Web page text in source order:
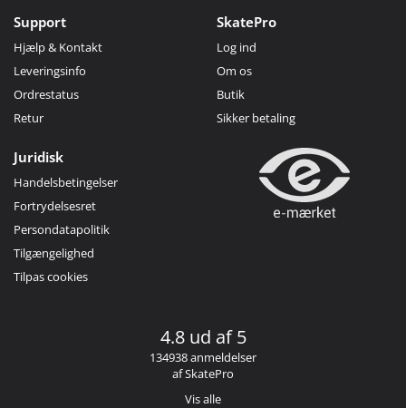
Support
Hjælp & Kontakt
Leveringsinfo
Ordrestatus
Retur
SkatePro
Log ind
Om os
Butik
Sikker betaling
Juridisk
Handelsbetingelser
Fortrydelsesret
Persondatapolitik
Tilgængelighed
Tilpas cookies
4.8 ud af 5
134938 anmeldelser
af SkatePro
Vis alle